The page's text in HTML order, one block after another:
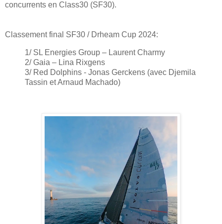
concurrents en Class30 (SF30).
Classement final SF30 / Drheam Cup 2024:
1/ SL Energies Group – Laurent Charmy
2/ Gaia – Lina Rixgens
3/ Red Dolphins - Jonas Gerckens (avec Djemila
Tassin et Arnaud Machado)